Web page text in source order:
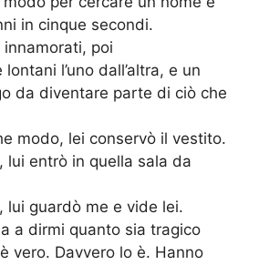
in cinque secondi.
poi
l’uno dall’altra, e un
da diventare parte di ciò che
modo, lei conservò il vestito.
lui entrò in quella sala da
lui guardò me e vide lei.
a dirmi quanto sia tragico
vero. Davvero lo è. Hanno